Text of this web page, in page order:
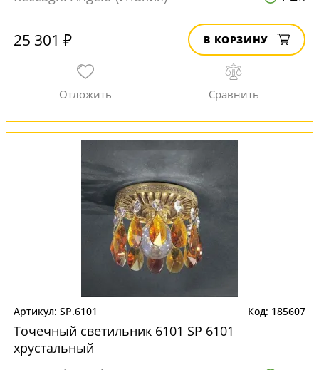
25 301 ₽ В КОРЗИНУ
SP.6101 185607
Точечный светильник 6101 SP 6101
хрустальный